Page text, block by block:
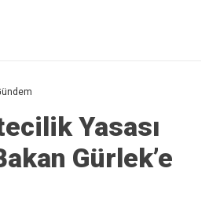
Yasası
Gürlek’e